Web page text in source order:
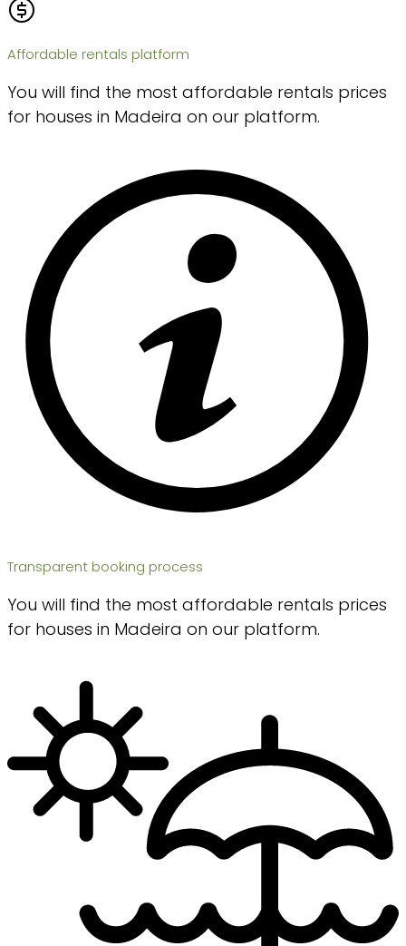
Affordable rentals platform
You will find the most affordable rentals prices
for houses in Madeira on our platform.
Transparent booking process
You will find the most affordable rentals prices
for houses in Madeira on our platform.